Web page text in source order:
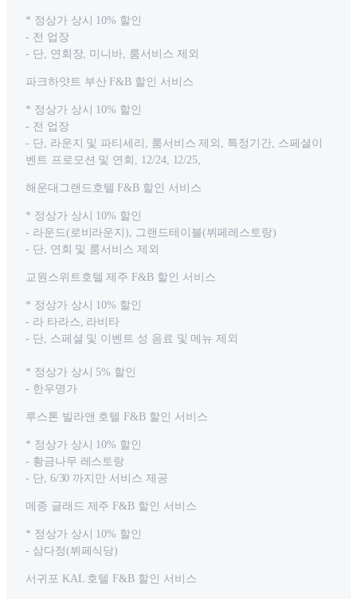
* 정상가 상시 10% 할인
- 전 업장
- 단, 연회장, 미니바, 룸서비스 제외
파크하얏트 부산 F&B 할인 서비스
* 정상가 상시 10% 할인
- 전 업장
- 단, 라운지 및 파티세리, 룸서비스 제외, 특정기간, 스페셜이
벤트 프로모션 및 연회, 12/24, 12/25,
해운대그랜드호텔 F&B 할인 서비스
* 정상가 상시 10% 할인
- 라운드(로비라운지), 그랜드테이블(뷔페레스토랑)
- 단, 연회 및 룸서비스 제외
교원스위트호텔 제주 F&B 할인 서비스
* 정상가 상시 10% 할인
- 라 타라스, 라비타
- 단, 스페셜 및 이벤트 성 음료 및 메뉴 제외
* 정상가 상시 5% 할인
- 한우명가
루스톤 빌라앤 호텔 F&B 할인 서비스
* 정상가 상시 10% 할인
- 황금나무 레스토랑
- 단, 6/30 까지만 서비스 제공
메종 글래드 제주 F&B 할인 서비스
* 정상가 상시 10% 할인
- 삼다정(뷔페식당)
서귀포 KAL 호텔 F&B 할인 서비스